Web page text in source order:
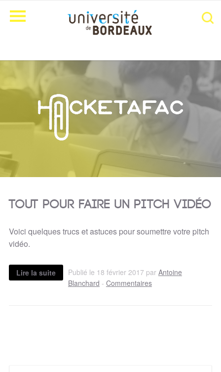
Tout pour faire un pitch vidéo
Voici quelques trucs et astuces pour soumettre votre pitch
vidéo.
Lire la suite Publié le 18 février 2017 par Antoine
Blanchard - Commentaires